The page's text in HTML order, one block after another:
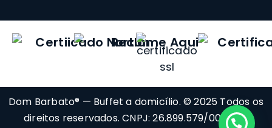
Dom Barbato® — Buffet a domicílio. © 2025 Todos os
direitos reservados. CNPJ: 26.899.579/0001-60